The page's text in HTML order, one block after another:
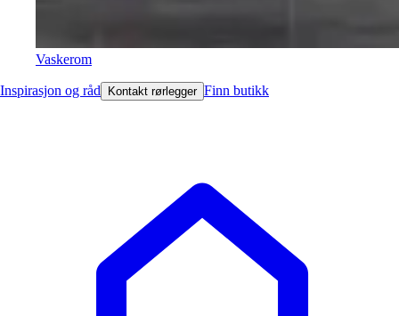
Vaskerom
Inspirasjon og råd Kontakt rørlegger Finn butikk